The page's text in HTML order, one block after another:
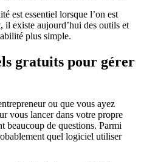
est essentiel lorsque l’on est
il existe aujourd’hui des outils et
plus simple.
gratuits pour gérer
ou que vous ayez
vous lancer dans votre propre
beaucoup de questions. Parmi
quel logiciel utiliser